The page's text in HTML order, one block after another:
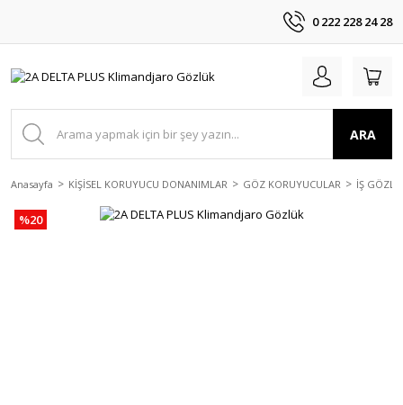
0 222 228 24 28
ARA
Anasayfa KİŞİSEL KORUYUCU DONANIMLAR GÖZ KORUYUCULAR İŞ
%20